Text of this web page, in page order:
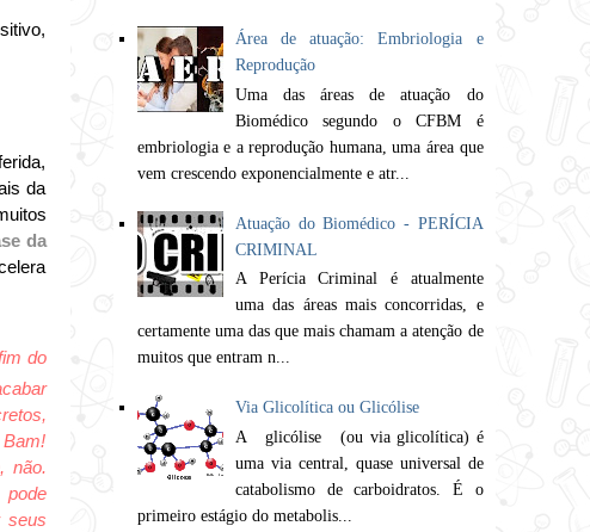
da
da
do
não.
pode
seus
Área de atuação: Embriologia e
Reprodução
Uma das áreas de atuação do
Biomédico segundo o CFBM é
embriologia e a reprodução humana, uma área que
vem crescendo exponencialmente e atr...
Atuação do Biomédico - PERÍCIA
CRIMINAL
A Perícia Criminal é atualmente
uma das áreas mais concorridas, e
certamente uma das que mais chamam a atenção de
muitos que entram n...
Via Glicolítica ou Glicólise
A glicólise (ou via glicolítica) é
uma via central, quase universal de
catabolismo de carboidratos. É o
primeiro estágio do metabolis...